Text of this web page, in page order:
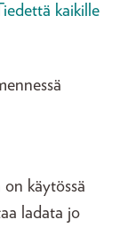
Tiedettä kaikille
on käytössä
ladata jo